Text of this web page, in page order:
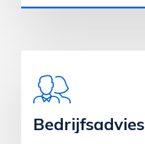
Bedrijfsadvies